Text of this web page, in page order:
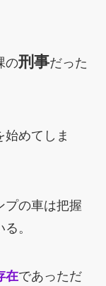
の刑事だった
めてしま
プの車は把握
。
在であっただ